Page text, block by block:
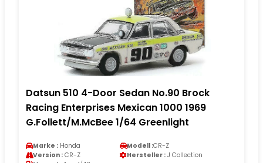
Datsun 510 4-Door Sedan No.90 Brock
Racing Enterprises Mexican 1000 1969
G.Follett/M.McBee 1/64 Greenlight
Marke : Honda Modell :CR-Z
Version : CR-Z Hersteller : J Collection